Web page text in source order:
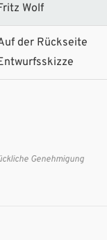
Wolf
der Rückseite
Genehmigung